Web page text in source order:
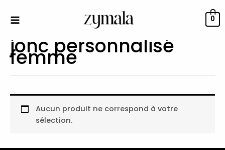
0
jonc personnalisé
femme
Aucun produit ne correspond à votre
sélection.